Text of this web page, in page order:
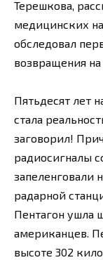
Терешкова,
медицинских
обследовал
возвращения
Пятьдесят лет
стала
заговорил!
радиосигналы
запеленговали
радарной
Пентагон ушла
американцев.
высоте 302